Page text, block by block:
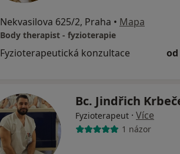
Nekvasilova 625/2, Praha • Mapa
Body therapist - fyzioterapie
Fyzioterapeutická konzultace od
Bc. Jindřich
Fyzioterapeut · Více
1 názor